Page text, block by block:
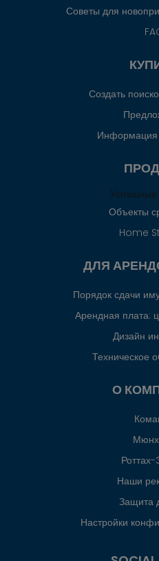
Советы для
Создать
Объекты
Home
ДЛЯ
Порядок сдачи
Арендная плата:
Дизайн
Техническое
О
Роттах-
Наши
Защита
Настройки